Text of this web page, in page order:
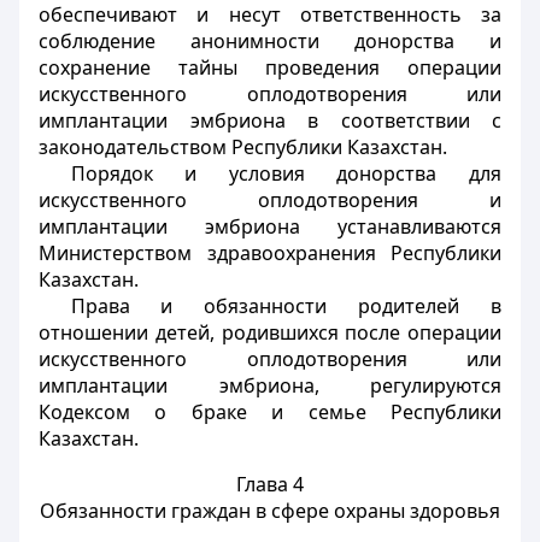
обеспечивают и несут ответственность за
соблюдение анонимности донорства и
сохранение тайны проведения операции
искусственного оплодотворения или
имплантации эмбриона в соответствии с
законодательством Республики Казахстан.
Порядок и условия донорства для
искусственного оплодотворения и
имплантации эмбриона устанавливаются
Министерством здравоохранения Республики
Казахстан.
Права и обязанности родителей в
отношении детей, родившихся после операции
искусственного оплодотворения или
имплантации эмбриона, регулируются
Кодексом о браке и семье Республики
Казахстан.
Глава 4
Обязанности граждан в сфере охраны здоровья